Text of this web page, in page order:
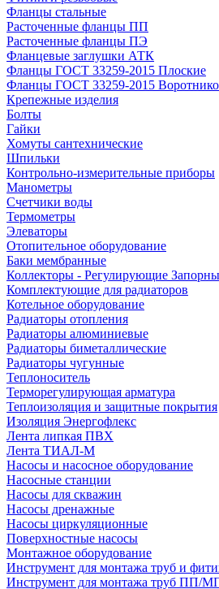
Фланцы стальные
Расточенные фланцы ПП
Расточенные фланцы ПЭ
Фланцевые заглушки АТК
Фланцы ГОСТ 33259-2015 Плоские
Фланцы ГОСТ 33259-2015
Крепежные изделия
Болты
Гайки
Хомуты сантехнические
Шпильки
Контрольно-измерительные приборы
Манометры
Счетчики воды
Термометры
Элеваторы
Отопительное оборудование
Баки мембранные
Коллекторы - Регулирующие
Комплектующие для радиаторов
Котельное оборудование
Радиаторы отопления
Радиаторы алюминиевые
Радиаторы биметаллические
Радиаторы чугунные
Теплоноситель
Терморегулирующая арматура
Теплоизоляция и защитные покрытия
Изоляция Энергофлекс
Лента липкая ПВХ
Лента ТИАЛ-М
Насосы и насосное оборудование
Насосные станции
Насосы для скважин
Насосы дренажные
Насосы циркуляционные
Поверхностные насосы
Монтажное оборудование
Инструмент для монтажа труб и
Инструмент для монтажа труб ПП/